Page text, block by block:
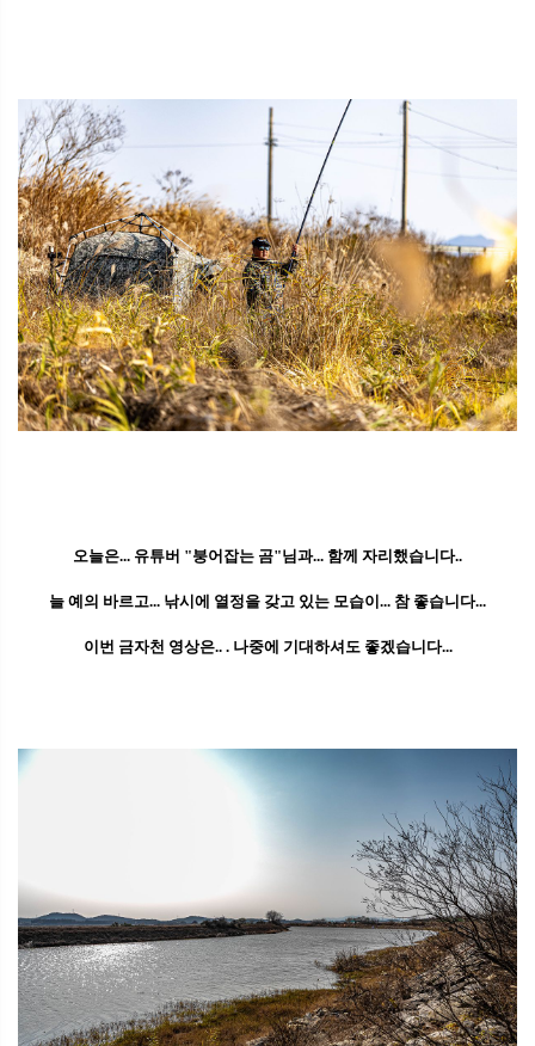
오늘은... 유튜버 "붕어잡는 곰"님과... 함께 자리했습니다..
늘 예의 바르고... 낚시에 열정을 갖고 있는 모습이... 참 좋습니다...
이번 금자천 영상은.. . 나중에 기대하셔도 좋겠습니다...